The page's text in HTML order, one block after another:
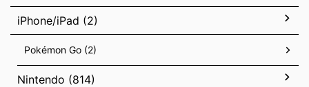
iPhone/iPad (2)
Pokémon Go (2)
Nintendo (814)